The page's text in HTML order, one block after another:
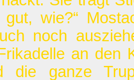
wie?“
noch
an den
die ganze